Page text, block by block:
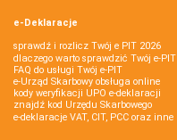
e-Deklaracje
sprawdź i rozlicz Twój e PIT 2026
dlaczego warto sprawdzić Twój e-PIT
FAQ do usługi Twój e-PIT
e-Urząd Skarbowy obsługa online
kody weryfikacji UPO e-deklaracji
znajdź kod Urzędu Skarbowego
e-deklaracje VAT, CIT, PCC oraz inne